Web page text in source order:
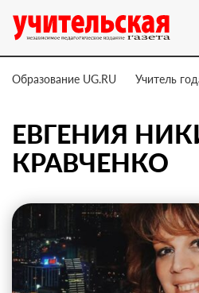
Образование UG.RU Учитель
ЕВГЕНИЯ
КРАВЧЕНКО